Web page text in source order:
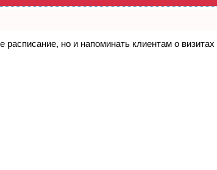
расписание, но и напоминать клиентам о
холостой ход, банк 2
Off Idle Bank 2